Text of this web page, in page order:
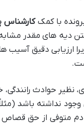
با کمککارشناس
دیه های مقدر
ارزیابی دقیق آسیب
نظیر حوادث
نداشته باشد
دم متوفی از حق